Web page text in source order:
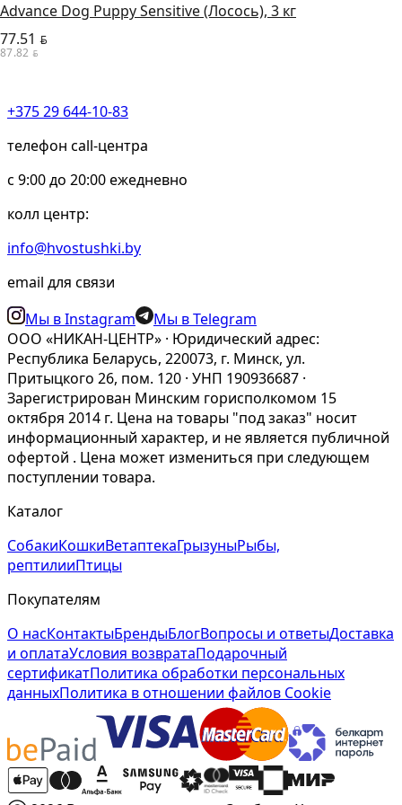
Advance Dog Puppy Sensitive (Лосось), 3 кг
77.51 BYN
87.82 BYN
+375 29 644-10-83
телефон call-центра
c 9:00 до 20:00 ежедневно
колл центр:
info@hvostushki.by
email для связи
Мы в Instagram
Мы в Telegram
ООО «НИКАН-ЦЕНТР» · Юридический адрес:
Республика Беларусь, 220073, г. Минск, ул.
Притыцкого 26, пом. 120 · УНП 190936687 ·
Зарегистрирован Минским горисполкомом 15
октября 2014 г. Цена на товары "под заказ" носит
информационный характер, и не является публичной
офертой . Цена может измениться при следующем
поступлении товара.
Каталог
СобакиКошкиВетаптекаГрызуныРыбы,
рептилииПтицы
Покупателям
О насКонтактыБрендыБлогВопросы и ответыДоставка
и оплатаУсловия возвратаПодарочный
сертификатПолитика обработки персональных
данныхПолитика в отношении файлов Cookie